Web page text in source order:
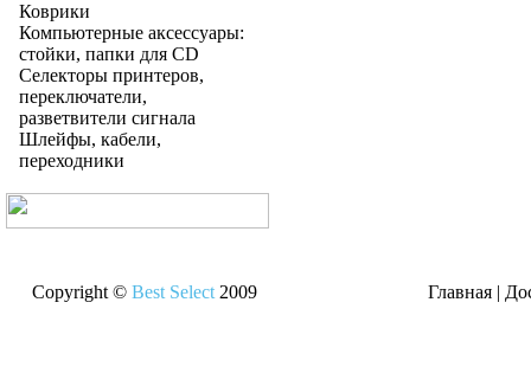
Коврики
Компьютерные аксессуары:
стойки, папки для CD
Селекторы принтеров,
переключатели,
разветвители сигнала
Шлейфы, кабели,
переходники
Copyright © Best Select2009 Главная |